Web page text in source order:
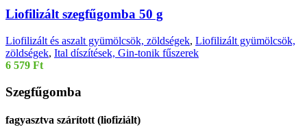
Liofilizált szegfűgomba 50 g
Liofilizált és aszalt gyümölcsök, zöldségek, Liofilizált gyümölcsök,
zöldségek, Ital díszítések, Gin-tonik fűszerek
6 579 Ft
Szegfűgomba
fagyasztva szárított (liofiziált)